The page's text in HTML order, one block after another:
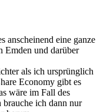
anscheinend eine ganze
Emden und darüber
als ich ursprünglich
Economy gibt es
wäre im Fall des
brauche ich dann nur